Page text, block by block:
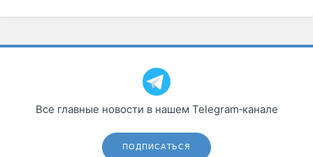
Все главные новости в нашем Telegram‑канале
ПОДПИСАТЬСЯ